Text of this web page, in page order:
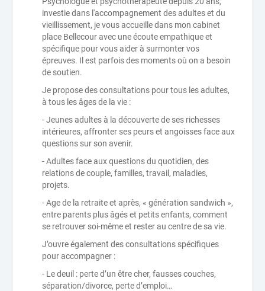
investie dans l'accompagnement des adultes et du
vieillissement, je vous accueille dans mon cabinet
place Bellecour avec une écoute empathique et
spécifique pour vous aider à surmonter vos
épreuves. Il est parfois des moments où on a besoin
de soutien.
Je propose des consultations pour tous les adultes,
à tous les âges de la vie :
- Jeunes adultes à la découverte de ses richesses
intérieures, affronter ses peurs et angoisses face aux
questions sur son avenir.
- Adultes face aux questions du quotidien, des
relations de couple, familles, travail, maladies,
projets.
- Age de la retraite et après, « génération sandwich »,
entre parents plus âgés et petits enfants, comment
se retrouver soi-même et rester au centre de sa vie.
J’ouvre également des consultations spécifiques
pour accompagner :
- Le deuil : perte d’un être cher, fausses couches,
séparation/divorce, perte d’emploi…